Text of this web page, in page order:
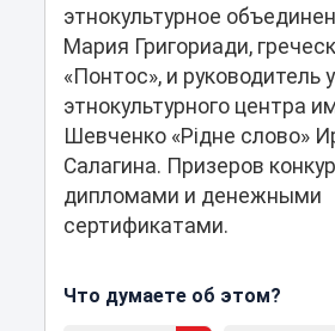
этнокультурное
Мария Григориади,
«Понтос», и руководитель
этнокультурного центра
Шевченко «Рідне слово»
Салагина. Призеров
дипломами и денежными
сертификатами.
Что думаете об этом?